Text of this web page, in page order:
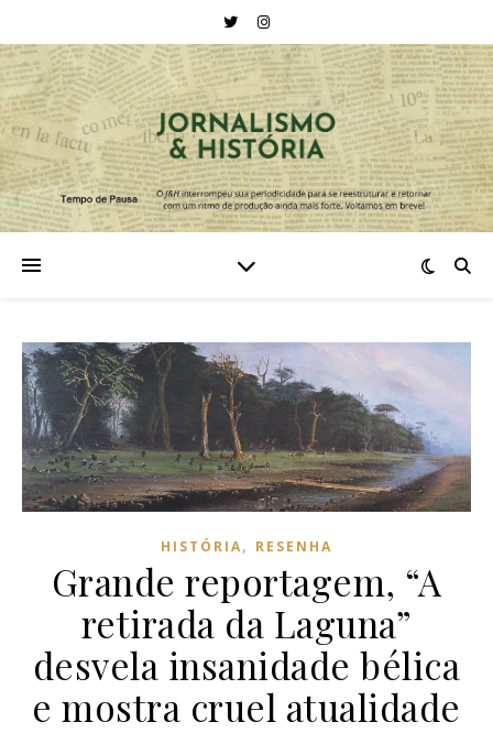
HISTÓRIA, RESENHA
Grande reportagem, “A
retirada da Laguna”
desvela insanidade bélica
e mostra cruel atualidade